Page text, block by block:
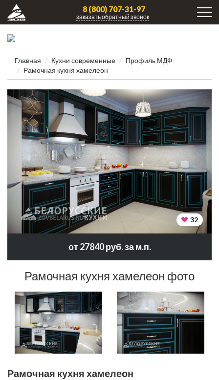
8 (800) 707-31-97
заказать обратный звонок
Главная Кухни современные
Профиль МДФ
Рамочная кухня хамелеон
32
от 27840 руб. за м.п.
Рамочная кухня хамелеон фото
Рамочная кухня хамелеон